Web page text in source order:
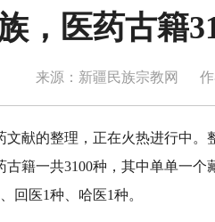
，医药古籍
来源：新疆民族宗教网
的整理，正在火热进行中。
籍一共3100种，其中单单一个
回医1种、哈医1种。